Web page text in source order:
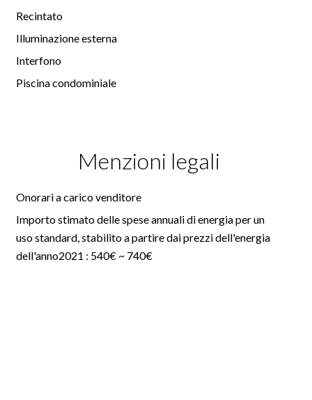
Recintato
Illuminazione esterna
Interfono
Piscina condominiale
Menzioni legali
Onorari a carico venditore
Importo stimato delle spese annuali di energia per un
uso standard, stabilito a partire dai prezzi dell'energia
dell'anno2021 : 540€ ~ 740€